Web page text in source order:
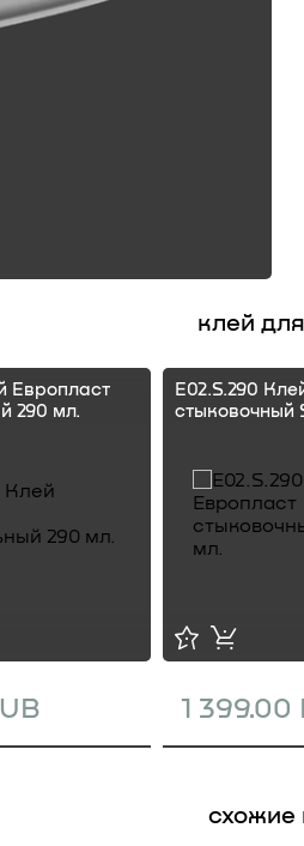
клей
Европласт
290 мл.
E02.S.290
стыковочный
1 399.00
схожие